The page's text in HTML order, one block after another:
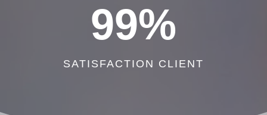
99%
SATISFACTION CLIENT